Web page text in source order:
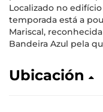
Localizado no
temporada está a
Mariscal,
Bandeira Azul pela
Ubicación